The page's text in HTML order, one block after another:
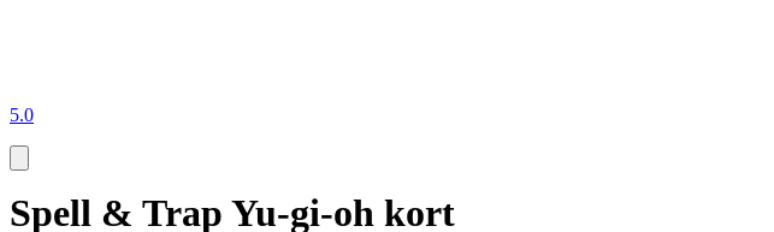
5.0
Spell & Trap Yu-gi-oh kort